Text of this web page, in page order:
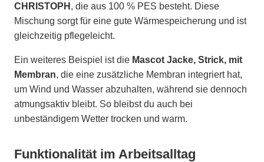
CHRISTOPH , die aus 100 % PES besteht. Diese
Mischung sorgt für eine gute Wärmespeicherung und ist
gleichzeitig pflegeleicht.
Ein weiteres Beispiel ist die Mascot Jacke, Strick, mit
Membran, die eine zusätzliche Membran integriert hat,
um Wind und Wasser abzuhalten, während sie dennoch
atmungsaktiv bleibt. So bleibst du auch bei
unbeständigem Wetter trocken und warm.
Funktionalität im Arbeitsalltag